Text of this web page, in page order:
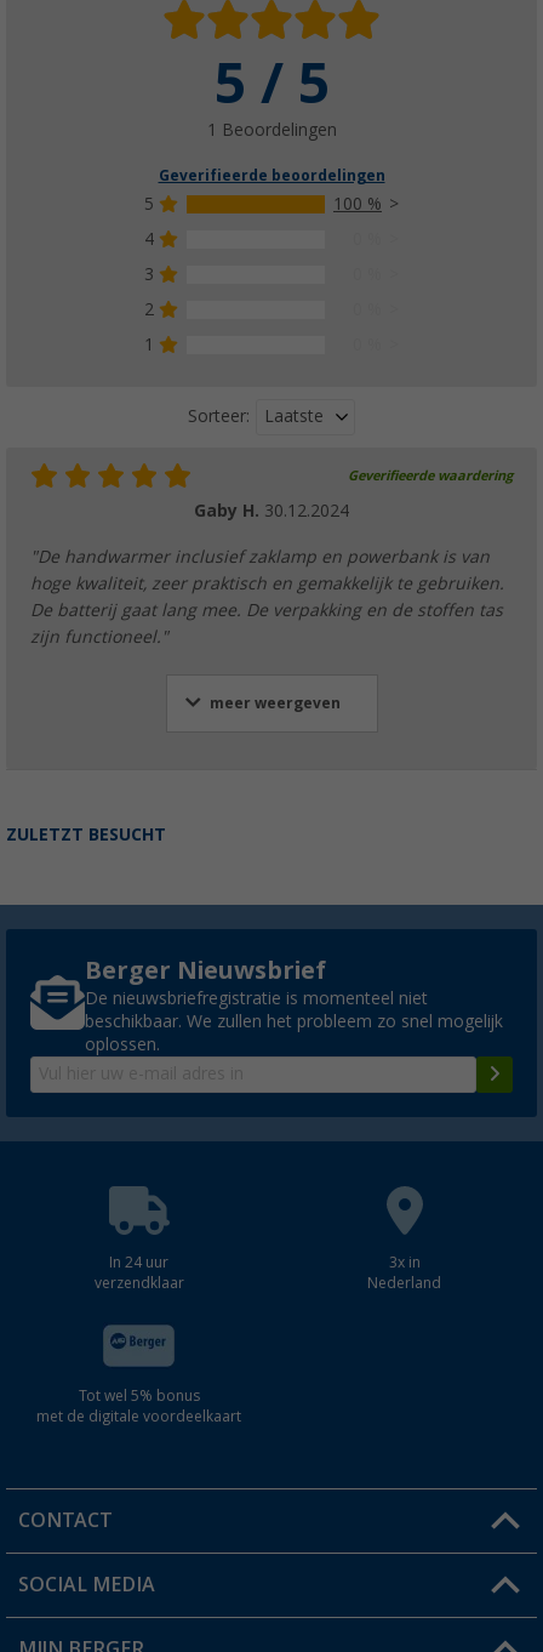
5 / 5
1 Beoordelingen
Geverifieerde beoordelingen
5
100 %
4
3
2
1
Sorteer: Laatste
Geverifieerde waardering
Gaby H. 30.12.2024
"De handwarmer inclusief zaklamp en powerbank is van
hoge kwaliteit, zeer praktisch en gemakkelijk te gebruiken.
De batterij gaat lang mee. De verpakking en de stoffen tas
zijn functioneel."
meer weergeven
ZULETZT BESUCHT
Berger Nieuwsbrief
De nieuwsbriefregistratie is momenteel niet
beschikbaar. We zullen het probleem zo snel mogelijk
oplossen.
In 24 uur
verzendklaar
3x in
Nederland
Tot wel 5% bonus
met de digitale voordeelkaart
CONTACT
Een vraag?
SOCIAL MEDIA